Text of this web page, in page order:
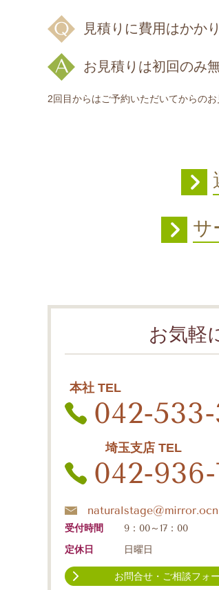
見積りに費用はかか
お見積りは初回のみ
2回目からはご予約いただいてからの
サ
お気軽
本社
042-
埼玉支
042-
受付時間
9：00～17：00
定休日
日曜日
お問合せ・ご相談フォ